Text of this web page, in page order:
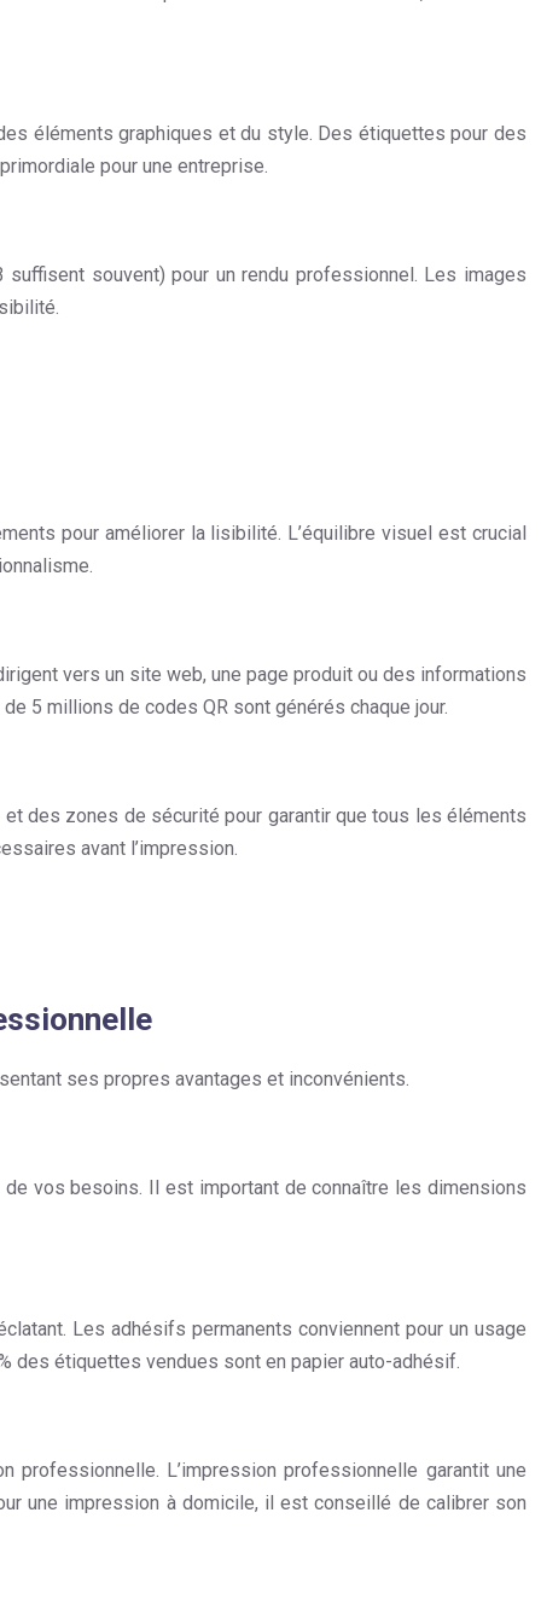
éléments graphiques et du style. Des étiquettes pour des
pour une entreprise.
souvent) pour un rendu professionnel. Les images
pour améliorer la lisibilité. L’équilibre visuel est crucial
vers un site web, une page produit ou des informations
5 millions de codes QR sont générés chaque jour.
des zones de sécurité pour garantir que tous les éléments
avant l’impression.
ses propres avantages et inconvénients.
vos besoins. Il est important de connaître les dimensions
Les adhésifs permanents conviennent pour un usage
des étiquettes vendues sont en papier auto-adhésif.
L’impression professionnelle garantit une
une impression à domicile, il est conseillé de calibrer son